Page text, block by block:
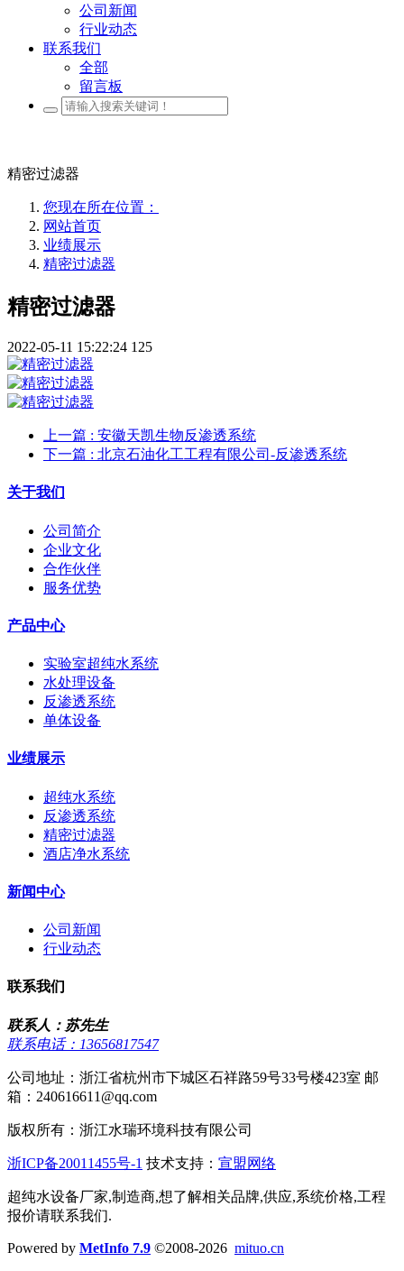
公司新闻
行业动态
联系我们
全部
留言板
精密过滤器
您现在所在位置：
网站首页
业绩展示
精密过滤器
精密过滤器
2022-05-11 15:22:24 125
上一篇 : 安徽天凯生物反渗透系统
下一篇 : 北京石油化工工程有限公司-反渗透系统
关于我们
公司简介
企业文化
合作伙伴
服务优势
产品中心
实验室超纯水系统
水处理设备
反渗透系统
单体设备
业绩展示
超纯水系统
反渗透系统
精密过滤器
酒店净水系统
新闻中心
公司新闻
行业动态
联系我们
联系人：苏先生
联系电话：13656817547
公司地址：浙江省杭州市下城区石祥路59号33号楼423室 邮
箱：240616611@qq.com
版权所有：浙江水瑞环境科技有限公司
浙ICP备20011455号-1 技术支持： 宣盟网络
超纯水设备厂家,制造商,想了解相关品牌,供应,系统价格,工程
报价请联系我们.
Powered by MetInfo 7.9 ©2008-2026 mituo.cn